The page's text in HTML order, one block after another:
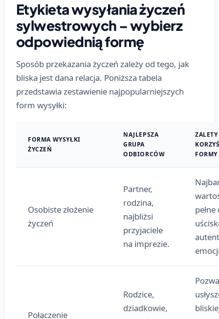
Etykieta wysyłania życzeń
sylwestrowych – wybierz
odpowiednią formę
Sposób przekazania życzeń zależy od tego, jak
bliska jest dana relacja. Poniższa tabela
przedstawia zestawienie najpopularniejszych
form wysyłki:
FORMA WYSYŁKI
ŻYCZEŃ
NAJLEPSZA
GRUPA
ODBIORCÓW
FORMY
Osobiste złożenie
życzeń
Partner,
rodzina,
najbliżsi
przyjaciele
na imprezie.
pełne
Połączenie
Rodzice,
dziadkowie,